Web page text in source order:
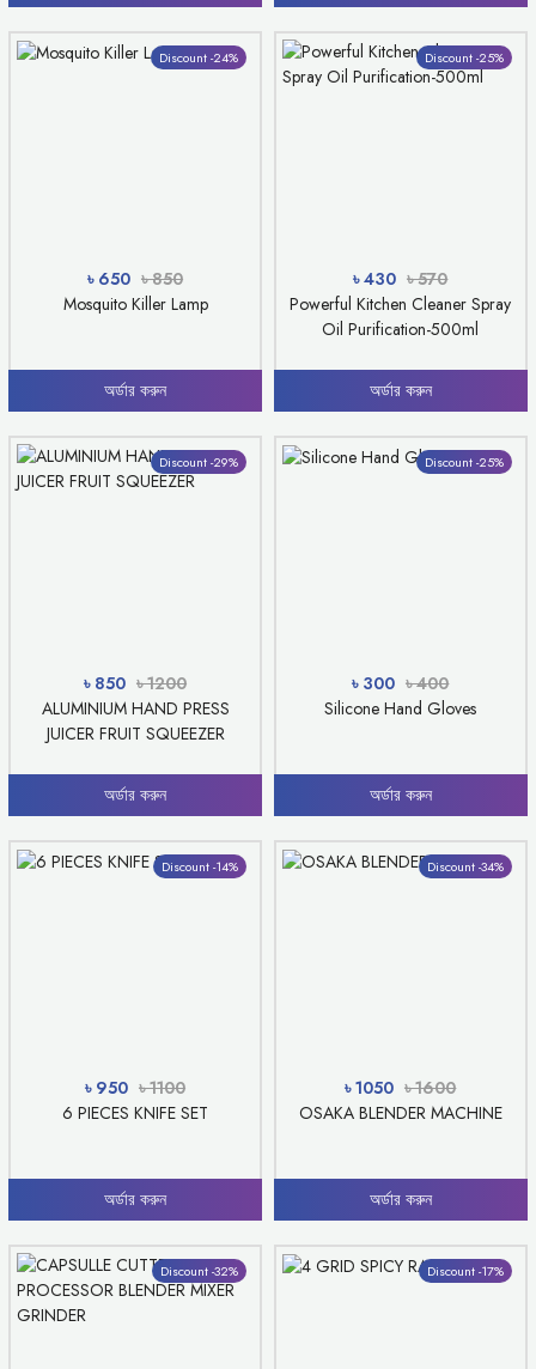
Discount -24%
৳ 650 ৳ 850
Mosquito Killer Lamp
অর্ডার করুন
Discount -25%
৳ 430 ৳ 570
Powerful Kitchen Cleaner Spray
Oil Purification-500ml
অর্ডার করুন
Discount -29%
৳ 850 ৳ 1200
ALUMINIUM HAND PRESS
JUICER FRUIT SQUEEZER
অর্ডার করুন
Discount -25%
৳ 300 ৳ 400
Silicone Hand Gloves
অর্ডার করুন
Discount -14%
৳ 950 ৳ 1100
6 PIECES KNIFE SET
অর্ডার করুন
Discount -34%
৳ 1050 ৳ 1600
OSAKA BLENDER MACHINE
অর্ডার করুন
Discount -32% Discount -17%